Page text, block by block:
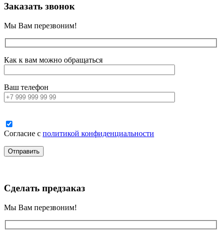
Заказать звонок
Мы Вам перезвоним!
Как к вам можно обращаться
Ваш телефон
Согласие с политикой конфиденциальности
Сделать предзаказ
Мы Вам перезвоним!